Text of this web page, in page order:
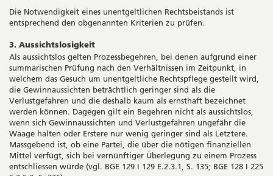
Die Notwendigkeit eines unentgeltlichen Rechtsbeistands ist
entsprechend den obgenannten Kriterien zu prüfen.
3. Aussichtslosigkeit
Als aussichtslos gelten Prozessbegehren, bei denen aufgrund einer
summarischen Prüfung nach den Verhältnissen im Zeitpunkt, in
welchem das Gesuch um unentgeltliche Rechtspflege gestellt wird,
die Gewinnaussichten beträchtlich geringer sind als die
Verlustgefahren und die deshalb kaum als ernsthaft bezeichnet
werden können. Dagegen gilt ein Begehren nicht als aussichtslos,
wenn sich Gewinnaussichten und Verlustgefahren ungefähr die
Waage halten oder Erstere nur wenig geringer sind als Letztere.
Massgebend ist, ob eine Partei, die über die nötigen finanziellen
Mittel verfügt, sich bei vernünftiger Überlegung zu einem Prozess
entschliessen würde (vgl. BGE 129 I 129 E.2.3.1, S. 135; BGE 128 I 225